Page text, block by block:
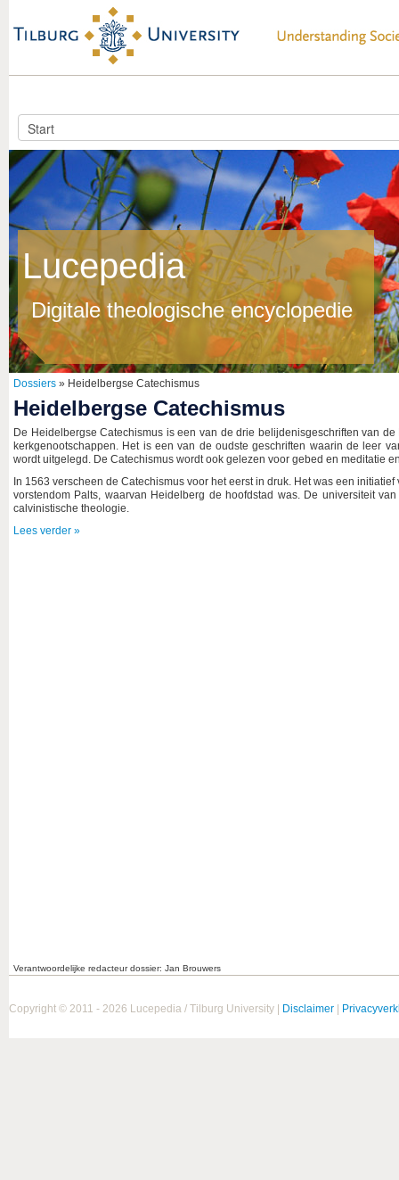
Lucepedia
Digitale theologische encyclopedie
Verantwoordelijke redacteur dossier: Jan Brouwers
Dossiers » Heidelbergse Catechismus
Heidelbergse Catechismus
De Heidelbergse Catechismus is een van de drie belijdenisgeschriften van
kerkgenootschappen. Het is een van de oudste geschriften waarin de leer
wordt uitgelegd. De Catechismus wordt ook gelezen voor gebed en meditatie
In 1563 verscheen de Catechismus voor het eerst in druk. Het was een
vorstendom Palts, waarvan Heidelberg de hoofdstad was. De universiteit
calvinistische theologie.
Lees verder »
Copyright © 2011 - 2026 Lucepedia / Tilburg University | Disclaimer